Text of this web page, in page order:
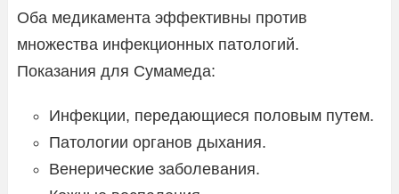
Оба медикамента эффективны против
множества инфекционных патологий.
Показания для Сумамеда:
Инфекции, передающиеся половым путем.
Патологии органов дыхания.
Венерические заболевания.